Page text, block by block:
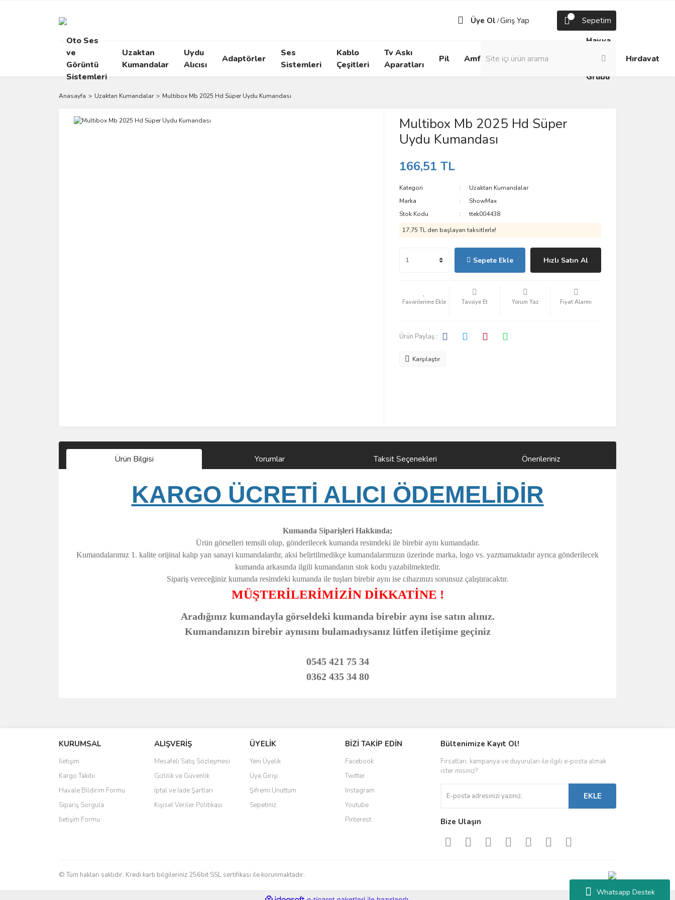
Whatsapp Destek
Üye Ol /Giriş Yap Sepetim
Oto Ses
ve
Görüntü
Sistemleri
Uzaktan
Kumandalar
Uydu
Alıcısı
Adaptörler
Ses
Sistemleri
Kablo
Çeşitleri
Tv Askı
Aparatları
Pil Amfi
Box
Prizler
Havya
Lehim
Grubu
Hırdavat
Anasayfa Uzaktan Kumandalar Multibox Mb 2025 Hd Süper Uydu Kumandası
Multibox Mb 2025 Hd Süper
Uydu Kumandası
166,51 TL
Kategori
Uzaktan Kumandalar
Marka
ShowMax
Stok Kodu
ttek004438
17,75 TL den başlayan taksitlerle!
Sepete Ekle Hızlı Satın Al
Tavsiye Et Yorum Yaz Fiyat Alarmı
Ürün Paylaş :
Karşılaştır
Ürün Bilgisi Yorumlar Taksit Seçenekleri Önerileriniz
KARGO ÜCRETİ ALICI ÖDEMELİDİR
Kumanda Siparişleri Hakkında;
Ürün görselleri temsili olup, gönderilecek kumanda resimdeki ile birebir aynı kumandadır.
Kumandalarımız 1. kalite orijinal kalıp yan sanayi kumandalardır, aksi belirtilmedikçe kumandalarımızın üzerinde marka, logo vs. yazmamaktadır ayrıca gönderilecek
kumanda arkasında ilgili kumandanın stok kodu yazabilmektedir.
Sipariş vereceğiniz kumanda resimdeki kumanda ile tuşları birebir aynı ise cihazınızı sorunsuz çalıştıracaktır.
MÜŞTERİLERİMİZİN DİKKATİNE !
Aradığınız kumandayla görseldeki kumanda birebir aynı ise satın alınız.
Kumandanızın birebir aynısını bulamadıysanız lütfen iletişime geçiniz
0545 421 75 34
0362 435 34 80
Ürün resmi kalitesiz, bozuk veya görüntülenemiyor.
Ürün açıklamasında eksik bilgiler bulunuyor.
Ürün bilgilerinde hatalar bulunuyor.
Ürün fiyatı diğer sitelerden daha pahalı.
Bu ürüne benzer farklı alternatifler olmalı.
KURUMSAL
İletişim
Kargo Takibi
Havale Bildirim Formu
Sipariş Sorgula
İletişim Formu
ALIŞVERİŞ
Mesafeli Satış Sözleşmesi
Gizlilik ve Güvenlik
İptal ve İade Şartları
Kişisel Veriler Politikası
ÜYELİK
Yeni Üyelik
Üye Girişi
Şifremi Unuttum
Sepetiniz
BİZİ TAKİP EDİN
Facebook
Twitter
Instagram
Youtube
Pinterest
Bültenimize Kayıt Ol!
Fırsatları, kampanya ve duyuruları ile ilgili e-posta almak
ister misiniz?
EKLE
Bize Ulaşın
© Tüm hakları saklıdır. Kredi kartı bilgileriniz 256bit SSL sertifikası ile korunmaktadır.